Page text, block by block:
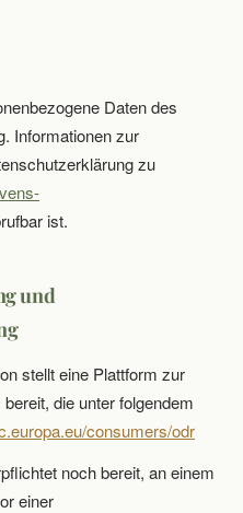
Daten des
Informationen zur
zu
ist.
und
stellt eine Plattform zur
die unter folgendem
consumers/odr
noch bereit, an einem
einer